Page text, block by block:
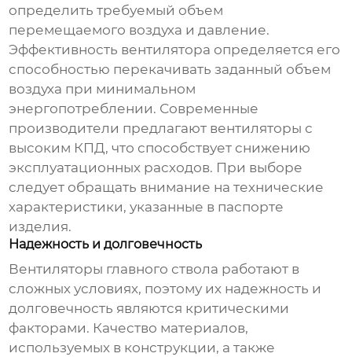
определить требуемый объем
перемещаемого воздуха и давление.
Эффективность вентилятора определяется его
способностью перекачивать заданный объем
воздуха при минимальном
энергопотреблении. Современные
производители предлагают вентиляторы с
высоким КПД, что способствует снижению
эксплуатационных расходов. При выборе
следует обращать внимание на технические
характеристики, указанные в паспорте
изделия.
Надежность и долговечность
Вентиляторы главного ствола работают в
сложных условиях, поэтому их надежность и
долговечность являются критическими
факторами. Качество материалов,
используемых в конструкции, а также